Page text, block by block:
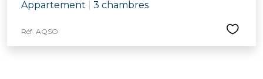
Appartement 3 chambres
Réf. AQSO